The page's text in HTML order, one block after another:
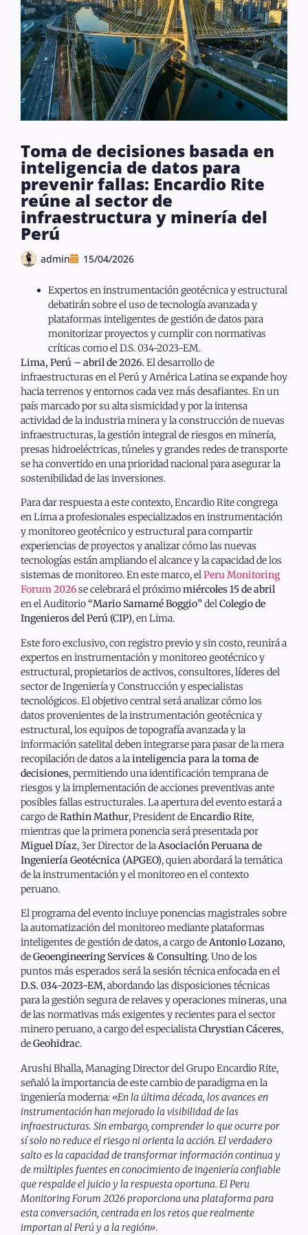
Toma de decisiones basada en
inteligencia de datos para
prevenir fallas: Encardio Rite
reúne al sector de
infraestructura y minería del
Perú
admin 15/04/2026
Expertos en instrumentación geotécnica y estructural
debatirán sobre el uso de tecnología avanzada y
plataformas inteligentes de gestión de datos para
monitorizar proyectos y cumplir con normativas
críticas como el D.S. 034-2023-EM.
Lima, Perú – abril de 2026. El desarrollo de
infraestructuras en el Perú y América Latina se expande hoy
hacia terrenos y entornos cada vez más desafiantes. En un
país marcado por su alta sismicidad y por la intensa
actividad de la industria minera y la construcción de nuevas
infraestructuras, la gestión integral de riesgos en minería,
presas hidroeléctricas, túneles y grandes redes de transporte
se ha convertido en una prioridad nacional para asegurar la
sostenibilidad de las inversiones.
Para dar respuesta a este contexto, Encardio Rite congrega
en Lima a profesionales especializados en instrumentación
y monitoreo geotécnico y estructural para compartir
experiencias de proyectos y analizar cómo las nuevas
tecnologías están ampliando el alcance y la capacidad de los
sistemas de monitoreo. En este marco, elPeru Monitoring
Forum 2026se celebrará el próximomiércoles 15 de abril
en el Auditorio“Mario Samamé Boggio”delColegio de
Ingenieros del Perú (CIP), en Lima.
Este foro exclusivo, con registro previo y sin costo, reunirá a
expertos en instrumentación y monitoreo geotécnico y
estructural, propietarios de activos, consultores, líderes del
sector de Ingeniería y Construcción y especialistas
tecnológicos. El objetivo central será analizar cómo los
datos provenientes de la instrumentación geotécnica y
estructural, los equipos de topografía avanzada y la
información satelital deben integrarse para pasar de la mera
recopilación de datos a lainteligencia para la toma de
decisiones, permitiendo una identificación temprana de
riesgos y la implementación de acciones preventivas ante
posibles fallas estructurales. La apertura del evento estará a
cargo deRathin Mathur, President deEncardio Rite,
mientras que la primera ponencia será presentada por
Miguel Díaz, 3er Director de laAsociación Peruana de
Ingeniería Geotécnica (APGEO), quien abordará la temática
de la instrumentación y el monitoreo en el contexto
peruano.
El programa del evento incluye ponencias magistrales sobre
la automatización del monitoreo mediante plataformas
inteligentes de gestión de datos, a cargo deAntonio Lozano,
deGeoengineering Services & Consulting. Uno de los
puntos más esperados será la sesión técnica enfocada en el
D.S. 034-2023-EM, abordando las disposiciones técnicas
para la gestión segura de relaves y operaciones mineras, una
de las normativas más exigentes y recientes para el sector
minero peruano, a cargo del especialistaChrystian Cáceres,
deGeohidrac.
Arushi Bhalla, Managing Director del Grupo Encardio Rite,
señaló la importancia de este cambio de paradigma en la
ingeniería moderna: «En la última década, los avances en
instrumentación han mejorado la visibilidad de las
infraestructuras. Sin embargo, comprender lo que ocurre por
sí solo no reduce el riesgo ni orienta la acción. El verdadero
salto es la capacidad de transformar información continua y
de múltiples fuentes en conocimiento de ingeniería confiable
que respalde el juicio y la respuesta oportuna. El Peru
Monitoring Forum 2026 proporciona una plataforma para
esta conversación, centrada en los retos que realmente
importan al Perú y a la región».